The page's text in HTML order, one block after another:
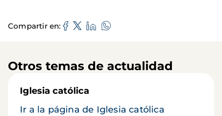
Compartir en
Otros temas de actualidad
Iglesia católica
Ir a la página de Iglesia católica